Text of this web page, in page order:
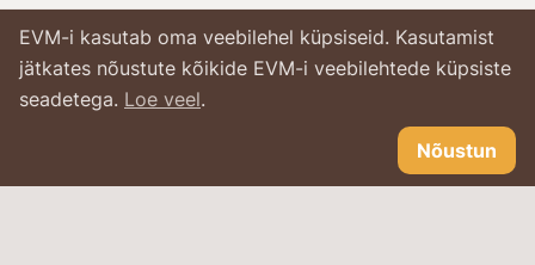
EVM-i kasutab oma veebilehel küpsiseid. Kasutamist
jätkates nõustute kõikide EVM-i veebilehtede küpsiste
seadetega. Loe veel.
Nõustun